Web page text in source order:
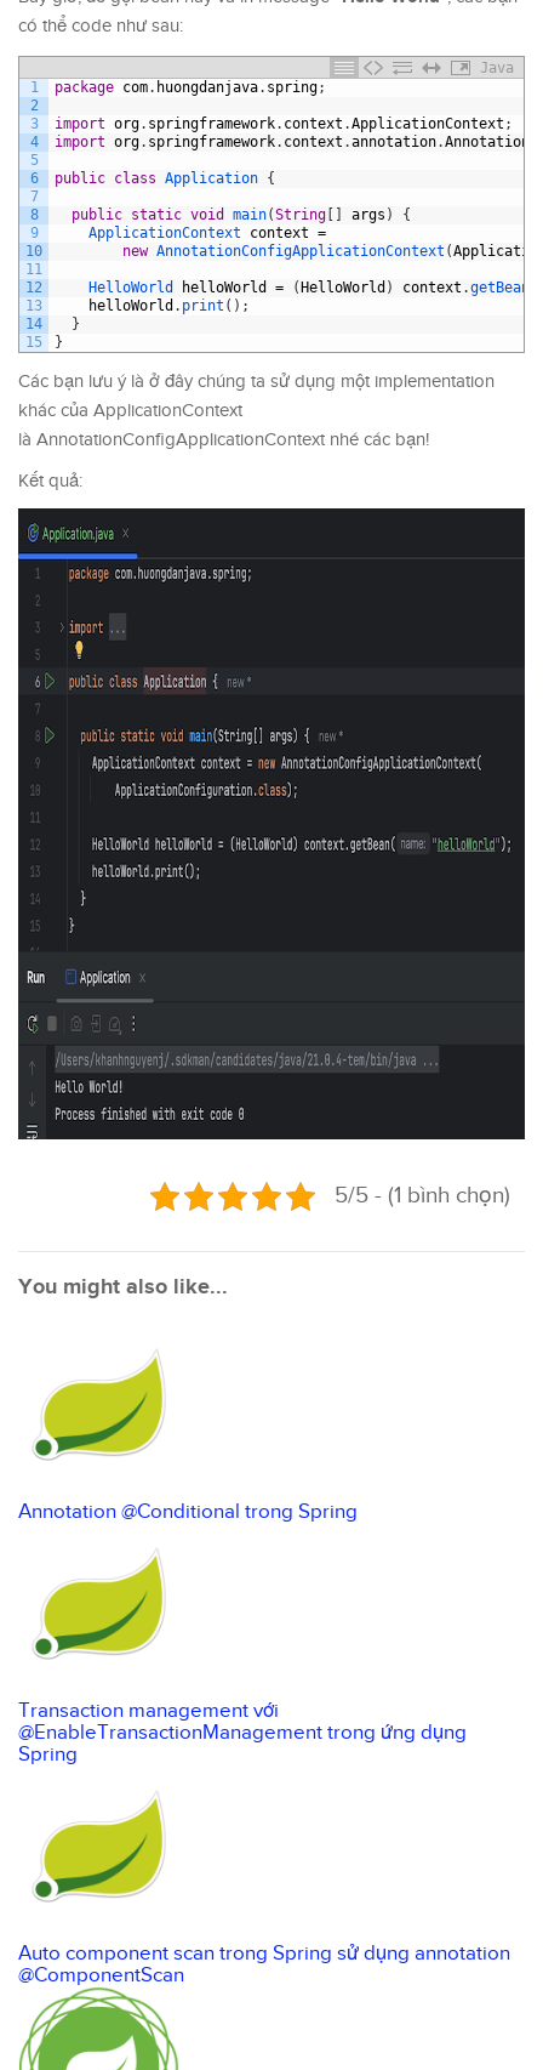
có thể code như sau:
Java
1
2
3
4
5
6
7
8
9
10
11
12
13
14
15
package com. huongdanjava. spring;
import org. springframework. context .ApplicationContext ;
import org. springframework. context .annotation.
public class Application {
public static void main(String [ ] args )
{
ApplicationContext context =
new AnnotationConfigApplicationContext (
HelloWorld helloWorld = (HelloWorld ) context .getBean
helloWorld . print ( ) ;
}
}
Các bạn lưu ý là ở đây chúng ta sử dụng một implementation
khác của ApplicationContext
là AnnotationConfigApplicationContext nhé các bạn!
Kết quả:
5/5 - (1 bình chọn)
You might also like...
Annotation @Conditional trong Spring
Transaction management với
@EnableTransactionManagement trong ứng dụng
Spring
Auto component scan trong Spring sử dụng annotation
@ComponentScan